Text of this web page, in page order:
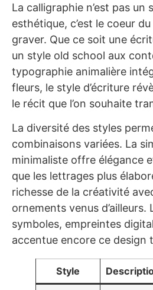
La calligraphie n’est pas un
esthétique, c’est le coeur
graver. Que ce soit une
un style old school aux
typographie animalière
fleurs, le style d’écriture
le récit que l’on souhaite
La diversité des styles
combinaisons variées. La
minimaliste offre élégance
que les lettrages plus
richesse de la créativité
ornements venus d’ailleurs.
symboles, empreintes
accentue encore ce design
Style